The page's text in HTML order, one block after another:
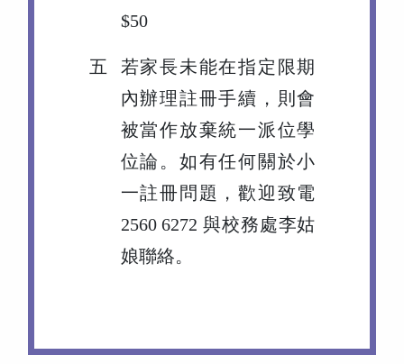
$50
五
若家長未能在指定限期
內辦理註冊手續，則會
被當作放棄統一派位學
位論。如有任何關於小
一註冊問題，歡迎致電
2560 6272 與校務處李姑
娘聯絡。